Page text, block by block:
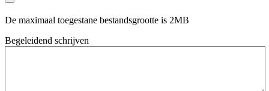
De maximaal toegestane bestandsgrootte is 2MB
Begeleidend schrijven